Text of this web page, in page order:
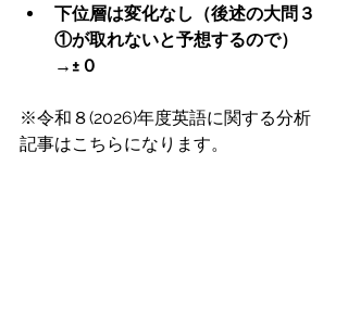
下位層は変化なし（後述の大問３
①が取れないと予想するので）
→±０
※令和８(2026)年度英語に関する分析
記事はこちらになります。